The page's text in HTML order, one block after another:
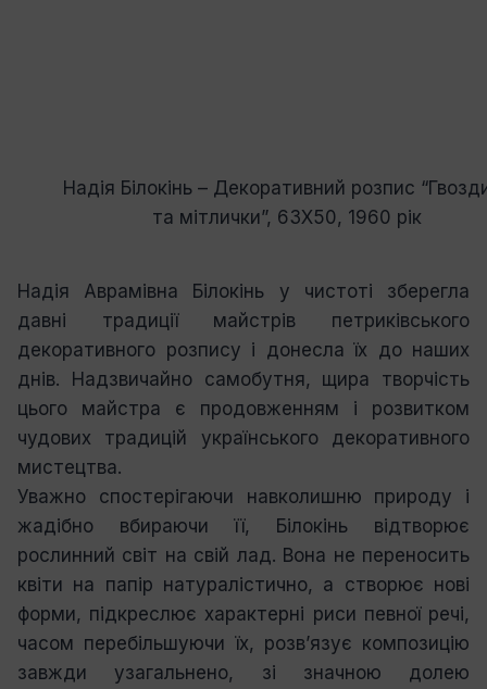
Надія Білокінь – Декоративний розпис
та мітлички”, 63Х50, 1960 рік
Надія Аврамівна Білокінь у чистоті зберегла
давні традиції майстрів петриківського
декоративного розпису і донесла їх до наших
днів. Надзвичайно самобутня, щира творчість
цього майстра є продовженням і розвитком
чудових традицій українського декоративного
мистецтва.
Уважно спостерігаючи навколишню природу і
жадібно вбираючи її, Білокінь відтворює
рослинний світ на свій лад. Вона не переносить
квіти на папір натуралістично, а створює нові
форми, підкреслює характерні риси певної речі,
часом перебільшуючи їх, розв’язує композицію
завжди узагальнено, зі значною долею